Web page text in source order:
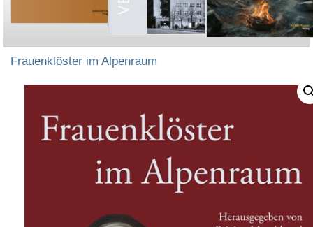
Frauenklöster im Alpenraum